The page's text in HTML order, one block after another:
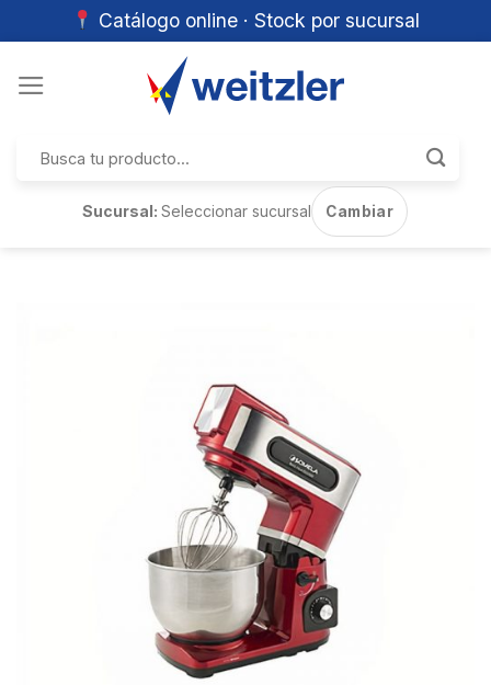
Catálogo online · Stock por sucursal
por:
Sucursal:Seleccionar sucursal Cambiar